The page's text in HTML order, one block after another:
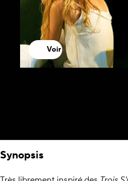
Voir
Synopsis